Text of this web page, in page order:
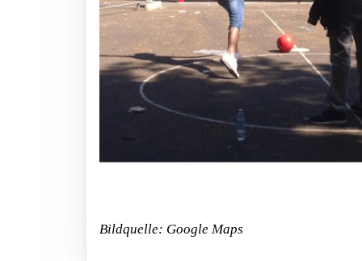
Bildquelle: Google Maps